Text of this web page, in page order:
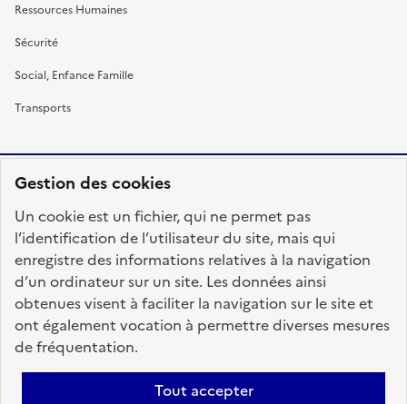
Gestion des cookies
Un cookie est un fichier, qui ne permet pas
l’identification de l’utilisateur du site, mais qui
enregistre des informations relatives à la navigation
d’un ordinateur sur un site. Les données ainsi
obtenues visent à faciliter la navigation sur le site et
ont également vocation à permettre diverses mesures
de fréquentation.
Tout accepter
Ressources Humaines
Sécurité
Social, Enfance Famille
Transports
FRANÇAISE
fonction-publique.gouv.fr
legifrance.gouv.fr
gouvernement.fr